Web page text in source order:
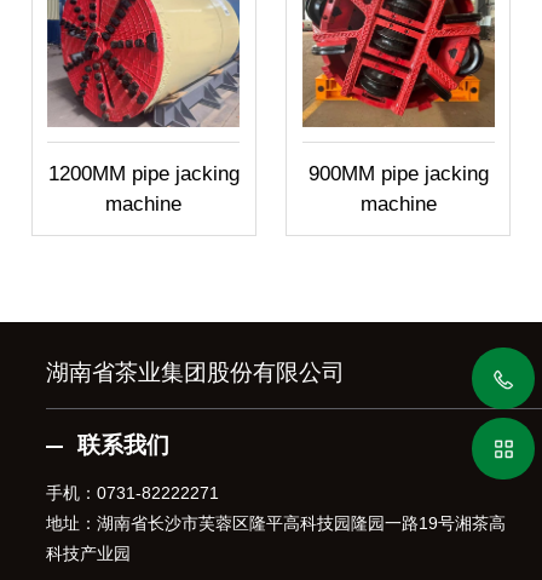
1200MM pipe jacking
machine
900MM pipe jacking
machine
湖南省茶业集团股份有限公司
联系我们
手机：0731-82222271
地址：湖南省长沙市芙蓉区隆平高科技园隆园一路19号湘茶高
科技产业园